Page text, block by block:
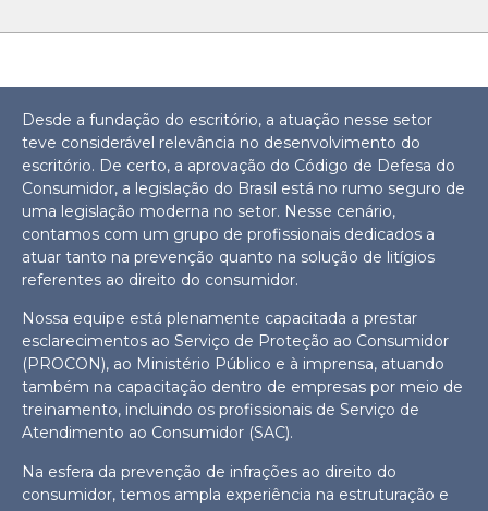
Desde a fundação do escritório, a atuação nesse setor
teve considerável relevância no desenvolvimento do
escritório. De certo, a aprovação do Código de Defesa do
Consumidor, a legislação do Brasil está no rumo seguro de
uma legislação moderna no setor. Nesse cenário,
contamos com um grupo de profissionais dedicados a
atuar tanto na prevenção quanto na solução de litígios
referentes ao direito do consumidor.
Nossa equipe está plenamente capacitada a prestar
esclarecimentos ao Serviço de Proteção ao Consumidor
(PROCON), ao Ministério Público e à imprensa, atuando
também na capacitação dentro de empresas por meio de
treinamento, incluindo os profissionais de Serviço de
Atendimento ao Consumidor (SAC).
Na esfera da prevenção de infrações ao direito do
consumidor, temos ampla experiência na estruturação e